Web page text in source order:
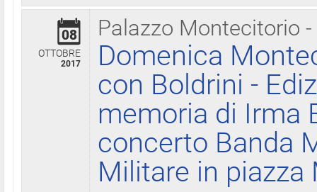
Palazzo Montecitorio
08
OTTOBRE
2017
Domenica
con Boldrini -
memoria di Irma
concerto Banda
Militare in